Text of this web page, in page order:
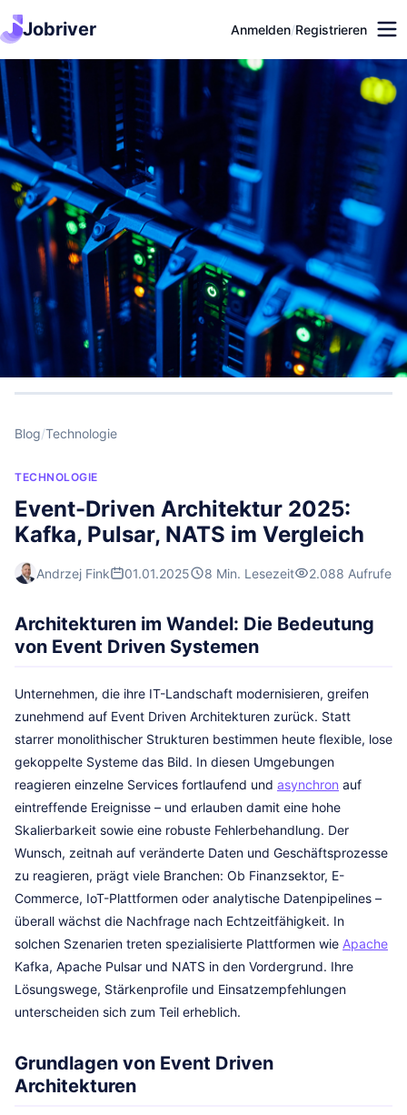
Jobriver Anmelden/Registrieren
Blog/Technologie
TECHNOLOGIE
Event-Driven Architektur 2025:
Kafka, Pulsar, NATS im Vergleich
Andrzej Fink 01.01.2025 8 Min. Lesezeit 2.088 Aufrufe
Architekturen im Wandel: Die Bedeutung
von Event Driven Systemen
Unternehmen, die ihre IT-Landschaft modernisieren, greifen
zunehmend auf Event Driven Architekturen zurück. Statt
starrer monolithischer Strukturen bestimmen heute flexible, lose
gekoppelte Systeme das Bild. In diesen Umgebungen
reagieren einzelne Services fortlaufend und asynchron auf
eintreffende Ereignisse – und erlauben damit eine hohe
Skalierbarkeit sowie eine robuste Fehlerbehandlung. Der
Wunsch, zeitnah auf veränderte Daten und Geschäftsprozesse
zu reagieren, prägt viele Branchen: Ob Finanzsektor, E-
Commerce, IoT-Plattformen oder analytische Datenpipelines –
überall wächst die Nachfrage nach Echtzeitfähigkeit. In
solchen Szenarien treten spezialisierte Plattformen wie Apache
Kafka, Apache Pulsar und NATS in den Vordergrund. Ihre
Lösungswege, Stärkenprofile und Einsatzempfehlungen
unterscheiden sich zum Teil erheblich.
Grundlagen von Event Driven
Architekturen